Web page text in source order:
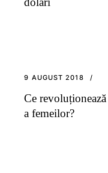
9 AUGUST 2018
Ce
a femeilor?